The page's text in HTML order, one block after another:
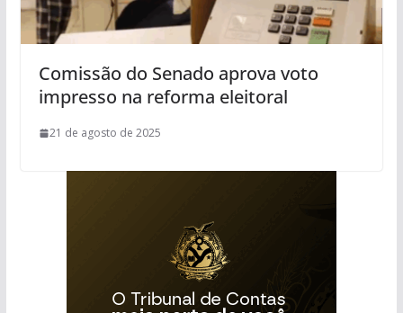
Comissão do Senado aprova voto
impresso na reforma eleitoral
21 de agosto de 2025